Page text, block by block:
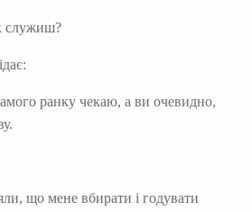
служиш?
ранку чекаю, а ви очевидно,
що мене вбирати і годувати